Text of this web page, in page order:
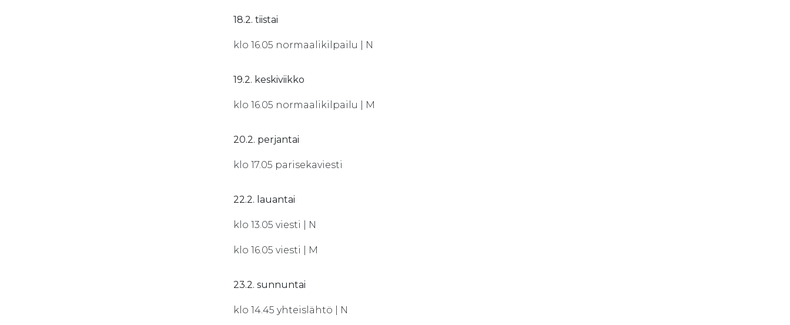
18.2. tiistai
klo 16.05 normaalikilpailu | N
19.2. keskiviikko
klo 16.05 normaalikilpailu | M
20.2. perjantai
klo 17.05 parisekaviesti
22.2. lauantai
klo 13.05 viesti | N
klo 16.05 viesti | M
23.2. sunnuntai
klo 14.45 yhteislähtö | N